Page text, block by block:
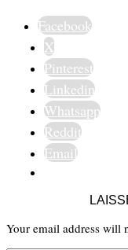
Facebook
X
Pinterest
Linkedin
Whatsapp
Reddit
Email
Your email address will